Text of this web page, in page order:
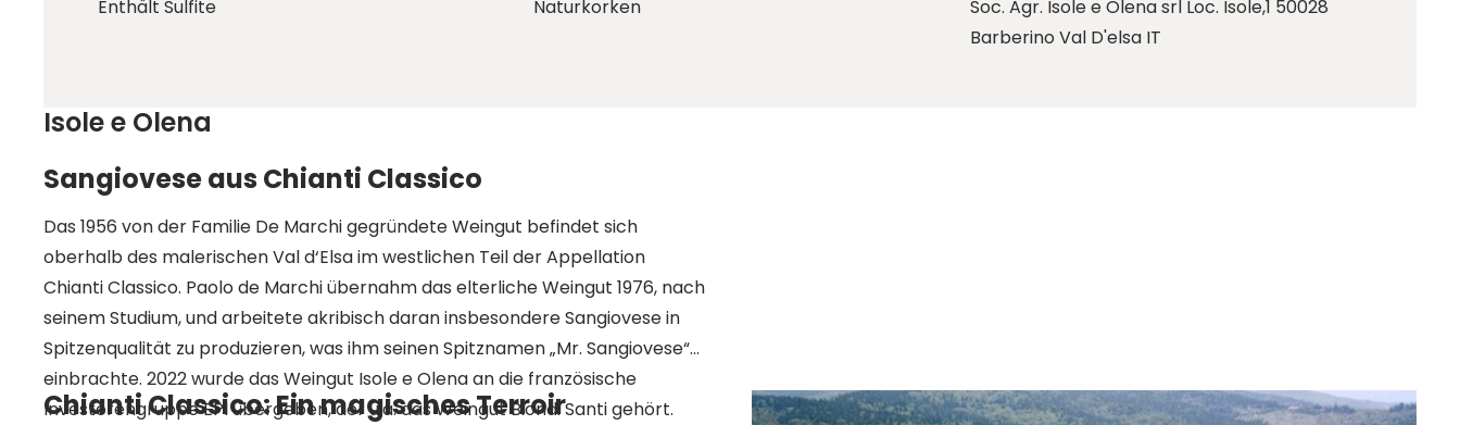
Enthält Sulfite Naturkorken
Soc. Agr. Isole e Olena srl Loc. Isole,1 50028
Barberino Val D'elsa IT
Isole e Olena
Sangiovese aus Chianti Classico
Das 1956 von der Familie De Marchi gegründete Weingut befindet sich
oberhalb des malerischen Val d‘Elsa im westlichen Teil der Appellation
Chianti Classico. Paolo de Marchi übernahm das elterliche Weingut 1976, nach
seinem Studium, und arbeitete akribisch daran insbesondere Sangiovese in
Spitzenqualität zu produzieren, was ihm seinen Spitznamen „Mr. Sangiovese“
einbrachte. 2022 wurde das Weingut Isole e Olena an die französische
Investorengruppe EPI übergeben, der u.a. das Weingut Biondi Santi gehört.
Chianti Classico: Ein magisches Terroir